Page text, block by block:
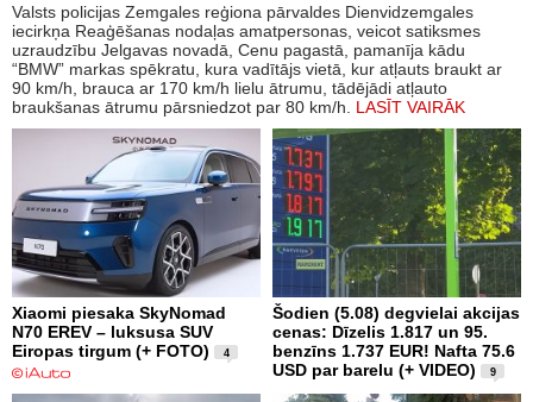
Valsts policijas Zemgales reģiona pārvaldes Dienvidzemgales
iecirkņa Reaģēšanas nodaļas amatpersonas, veicot satiksmes
uzraudzību Jelgavas novadā, Cenu pagastā, pamanīja kādu
“BMW” markas spēkratu, kura vadītājs vietā, kur atļauts braukt ar
90 km/h, brauca ar 170 km/h lielu ātrumu, tādējādi atļauto
braukšanas ātrumu pārsniedzot par 80 km/h. LASĪT VAIRĀK
Xiaomi piesaka SkyNomad
N70 EREV – luksusa SUV
Eiropas tirgum (+ FOTO)
4
Šodien (5.08) degvielai akcijas
cenas: Dīzelis 1.817 un 95.
benzīns 1.737 EUR! Nafta 75.6
USD par barelu (+ VIDEO)
9